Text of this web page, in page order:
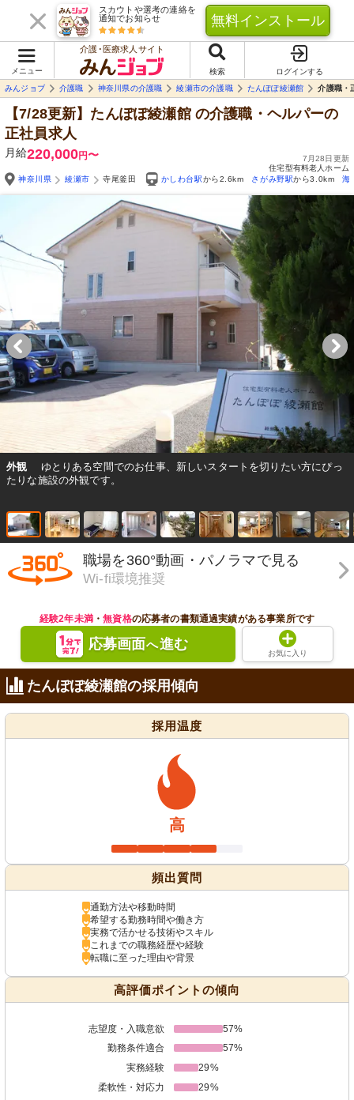
スカウトや選考の連絡を
通知でお知らせ
無料インストール
メニュー
介護･医療求人サイト
検索
ログインする
みんジョブ
介護職 神奈川県の介護職 綾瀬市の介護職 たんぽぽ綾瀬館 介護職・
【7/28更新】たんぽぽ綾瀬館の介護職・ヘルパーの
正社員求人
月給220,000円〜
7月28日更新
住宅型有料老人ホーム
神奈川県
綾瀬市 寺尾釜田 かしわ台駅から2.6km さがみ野駅から3.0km 海
自
外観
ゆとりある空間でのお仕事、新しいスタートを切りたい方にぴっ
たりな施設の外観です。
職場を360°動画・パノラマで見る
Wi-fi環境推奨
経験2年未満・無資格の応募者の書類通過実績がある事業所です
応募画面へ進む
お気に入り
たんぽぽ綾瀬館の採用傾向
採用温度
高
頻出質問
通勤方法や移動時間
希望する勤務時間や働き方
実務で活かせる技術やスキル
これまでの職務経歴や経験
転職に至った理由や背景
高評価ポイントの傾向
志望度・入職意欲
57%
勤務条件適合
57%
実務経験
29%
柔軟性・対応力
29%